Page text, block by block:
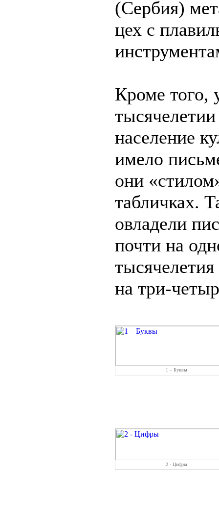
(Сербия)
цех с
Кроме того,
население
имело
они
табличках.
овладели
почти на
на три-
1 – Буквы
2 - Цифры